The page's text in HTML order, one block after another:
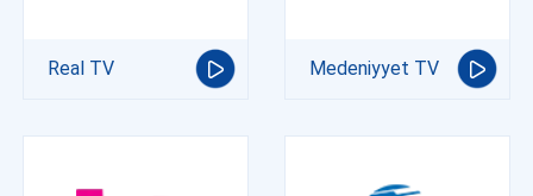
Real TV Medeniyyet TV